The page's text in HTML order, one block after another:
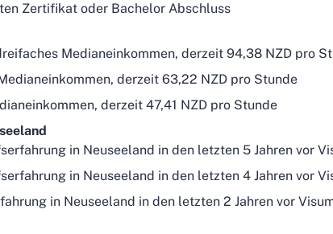
Zertifikat oder Bachelor Abschluss
Medianeinkommen, derzeit 94,38 NZD pro
derzeit 63,22 NZD pro Stunde
derzeit 47,41 NZD pro Stunde
in Neuseeland in den letzten 5 Jahren vor
in Neuseeland in den letzten 4 Jahren vor
in Neuseeland in den letzten 2 Jahren vor